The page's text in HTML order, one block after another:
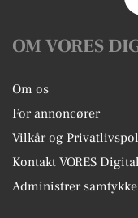
OM VORES
Om os
For annoncører
Vilkår og
Kontakt VORES Digital
Administrer samtykke